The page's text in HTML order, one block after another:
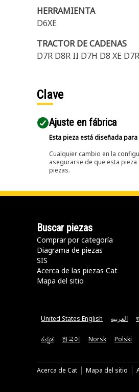
HERRAMIENTA
D6XE
TRACTOR DE CADENAS
D7R D8R II D7H D8 XE
Clave
Ajuste en fábrica
Esta pieza está diseñada
Cualquier cambio en la
asegurarse de que esta
piezas.
Buscar piezas
Comprar por categoría
Diagrama de piezas
SIS
Acerca de las piezas Cat
Mapa del sitio
United States English العربية
ಕನ್ನಡ 한국어 Norsk Polski
Acerca de Cat Mapa del sitio